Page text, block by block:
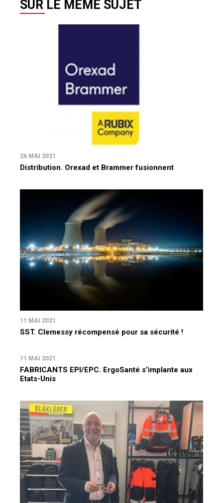
SUR LE MÊME SUJET
26 MAI 2021
Distribution. Orexad et Brammer fusionnent
11 MAI 2021
SST. Clemessy récompensé pour sa sécurité !
11 MAI 2021
FABRICANTS EPI/EPC. ErgoSanté s’implante aux
Etats-Unis